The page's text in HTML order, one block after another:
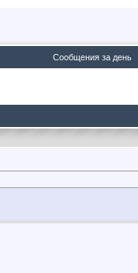
Сообщения за день